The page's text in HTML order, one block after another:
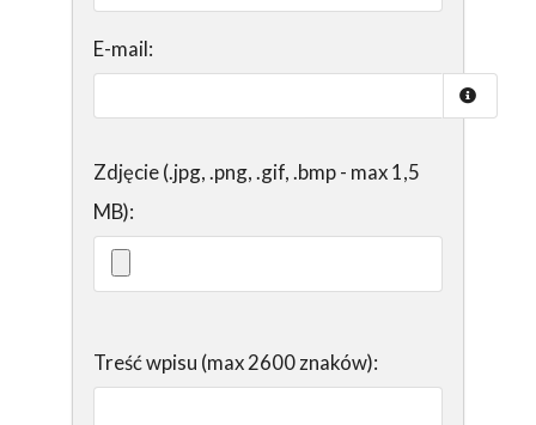
E-mail:
Zdjęcie (.jpg, .png, .gif, .bmp - max 1,5
MB):
Treść wpisu (max 2600 znaków):